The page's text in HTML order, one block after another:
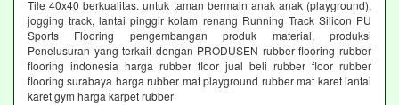
Tile 40x40 berkualitas. untuk taman bermain anak anak (playground),
jogging track, lantai pinggir kolam renang Running Track Silicon PU
Sports Flooring pengembangan produk material, produksi
Penelusuran yang terkait dengan PRODUSEN rubber flooring rubber
flooring indonesia harga rubber floor jual beli rubber floor rubber
flooring surabaya harga rubber mat playground rubber mat karet lantai
karet gym harga karpet rubber